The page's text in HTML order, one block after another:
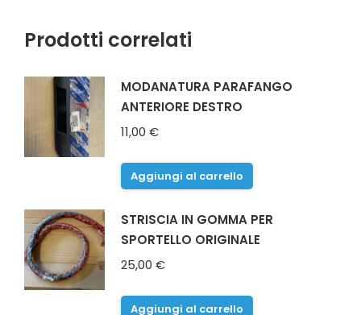
Prodotti correlati
MODANATURA PARAFANGO
ANTERIORE DESTRO
11,00 €
Aggiungi al carrello
STRISCIA IN GOMMA PER
SPORTELLO ORIGINALE
25,00 €
Aggiungi al carrello